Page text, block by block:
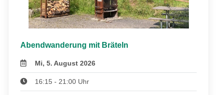
Abendwanderung mit Bräteln
Mi, 5. August 2026
16:15 - 21:00 Uhr